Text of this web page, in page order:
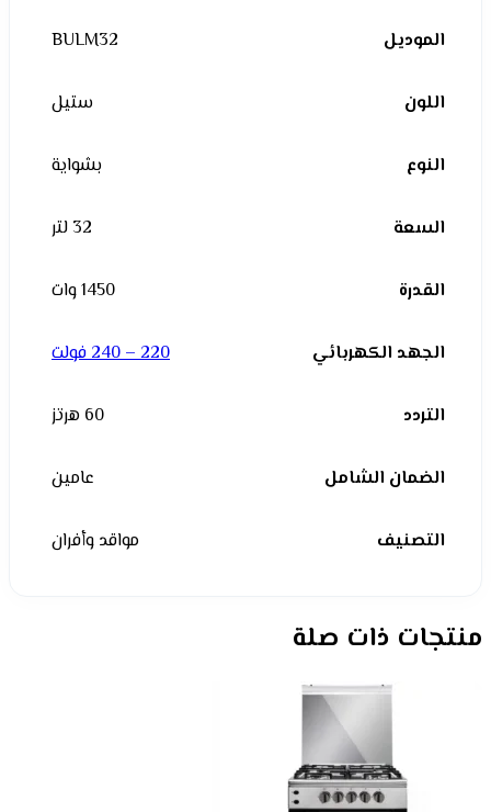
الموديل BULM32
اللون ستيل
النوع بشواية
السعة 32 لتر
القدرة 1450 وات
الجهد الكهربائي 220 – 240 فولت
التردد 60 هرتز
الضمان الشامل عامين
التصنيف مواقد وأفران
منتجات ذات صلة